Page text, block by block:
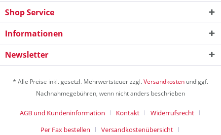
Shop Service
Informationen
Newsletter
* Alle Preise inkl. gesetzl. Mehrwertsteuer zzgl.Versandkosten und ggf.
Nachnahmegebühren, wenn nicht anders beschrieben
AGB und Kundeninformation Kontakt
Widerrufsrecht
Per Fax bestellen
Versandkostenübersicht